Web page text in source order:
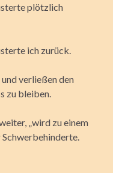
plötzlich
ich zurück.
verließen den
zu bleiben.
„wird zu einem